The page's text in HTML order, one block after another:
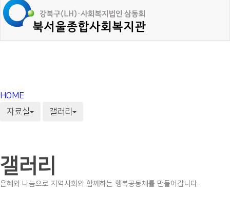
HOME
자료실
갤러리
갤러리
은혜와 나눔으로 지역사회와 함께하는 행복공동체를 만들어갑니다.